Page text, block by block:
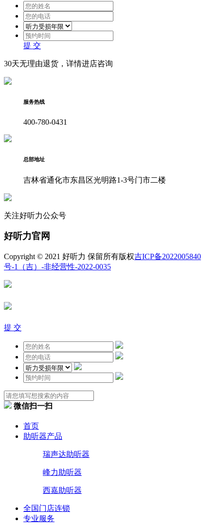
提 交
30天无理由退货，详情进店咨询
服务热线
400-780-0431
总部地址
吉林省通化市东昌区光明路1-3号门市二楼
关注好听力公众号
好听力官网
Copyright © 2021 好听力 保留所有版权吉ICP备2022005840
号-1
（吉）-非经营性-2022-0035
提 交
微信扫一扫
首页
助听器产品
瑞声达助听器
峰力助听器
西嘉助听器
全国门店连锁
专业服务